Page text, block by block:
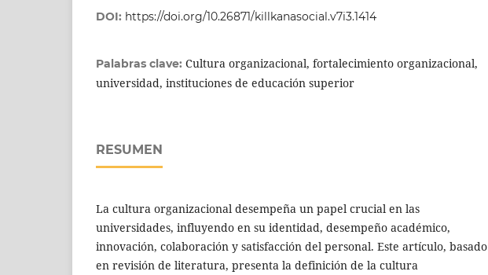
DOI: https://doi.org/10.26871/killkanasocial.v7i3.1414
Palabras clave: Cultura organizacional, fortalecimiento organizacional,
universidad, instituciones de educación superior
RESUMEN
La cultura organizacional desempeña un papel crucial en las
universidades, influyendo en su identidad, desempeño académico,
innovación, colaboración y satisfacción del personal. Este artículo, basado
en revisión de literatura, presenta la definición de la cultura